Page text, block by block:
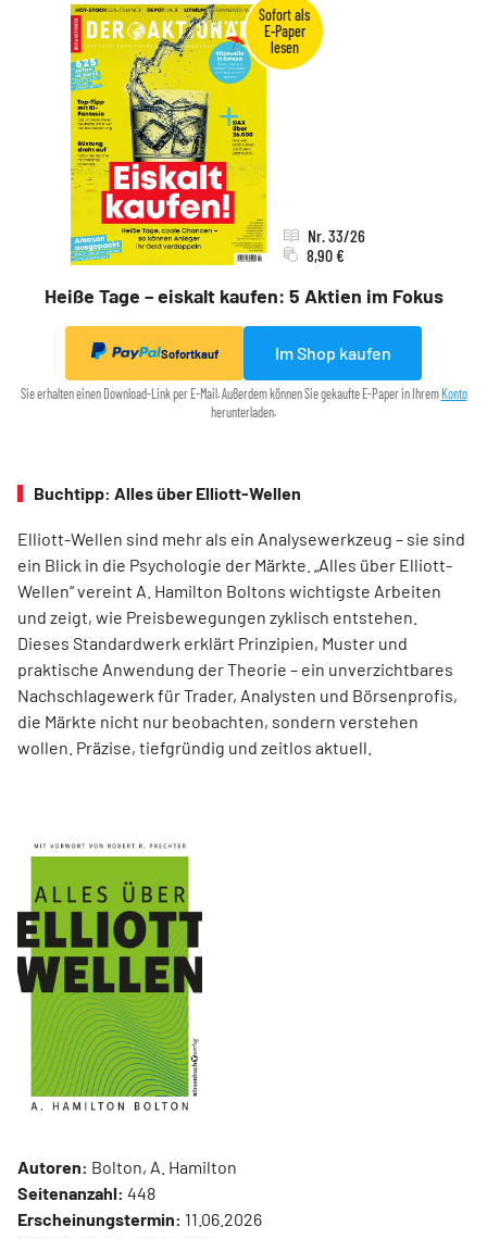
Heiße Tage – eiskalt kaufen: 5 Aktien im Fokus
Nr. 33/26
8,90 €
Sofortkauf Im Shop kaufen
Sie erhalten einen Download-Link per E-Mail. Außerdem können Sie gekaufte E-Paper in Ihrem Konto
herunterladen.
Buchtipp: Alles über Elliott-Wellen
Elliott-Wellen sind mehr als ein Analysewerkzeug – sie sind
ein Blick in die Psychologie der Märkte. „Alles über Elliott-
Wellen“ vereint A. Hamilton Boltons wichtigste Arbeiten
und zeigt, wie Preisbewegungen zyklisch entstehen.
Dieses Standardwerk erklärt Prinzipien, Muster und
praktische Anwendung der Theorie – ein unverzichtbares
Nachschlagewerk für Trader, Analysten und Börsenprofis,
die Märkte nicht nur beobachten, sondern verstehen
wollen. Präzise, tiefgründig und zeitlos aktuell.
Autoren: Bolton, A. Hamilton
Seitenanzahl: 448
Erscheinungstermin: 11.06.2026